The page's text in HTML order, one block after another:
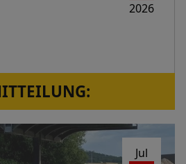
2026
Horressen,
wieder in Betrieb!
Jul